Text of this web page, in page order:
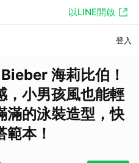
以LINE開啟
登入
海莉比伯！
，小男孩風也能輕
滿的泳裝造型，快
本！